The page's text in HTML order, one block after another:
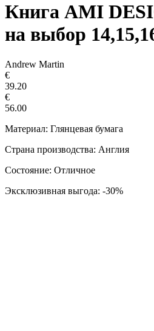
Книга AMI
на выбор
Andrew Martin
€
39.20
€
56.00
Материал: Глянцевая бумага
Страна производства: Англия
Состояние: Отличное
Эксклюзивная выгода: -30%